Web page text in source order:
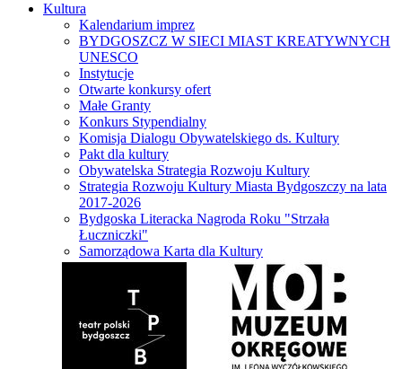
Kultura
Kalendarium imprez
BYDGOSZCZ W SIECI MIAST KREATYWNYCH
UNESCO
Instytucje
Otwarte konkursy ofert
Małe Granty
Konkurs Stypendialny
Komisja Dialogu Obywatelskiego ds. Kultury
Pakt dla kultury
Obywatelska Strategia Rozwoju Kultury
Strategia Rozwoju Kultury Miasta Bydgoszczy na lata
2017-2026
Bydgoska Literacka Nagroda Roku "Strzała
Łuczniczki"
Samorządowa Karta dla Kultury